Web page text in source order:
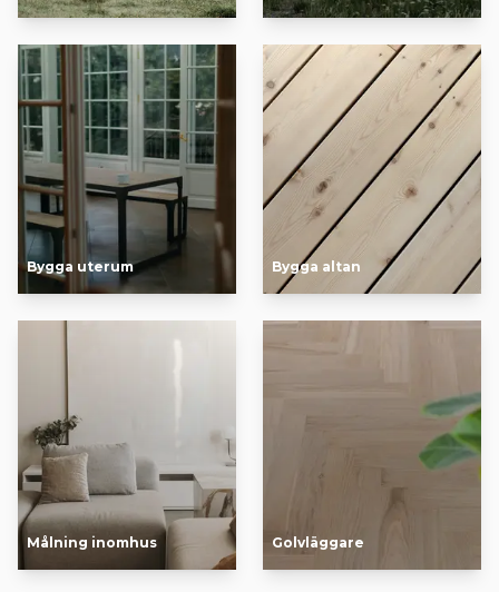
Bygga uterum Bygga altan
Målning inomhus Golvläggare